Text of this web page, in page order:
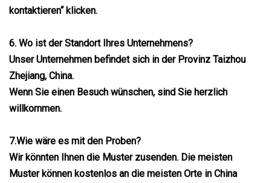
kontaktieren“ klicken.
6. Wo ist der Standort Ihres Unternehmens?
Unser Unternehmen befindet sich in der Provinz Taizhou
Zhejiang, China.
Wenn Sie einen Besuch wünschen, sind Sie herzlich
willkommen.
7.Wie wäre es mit den Proben?
Wir könnten Ihnen die Muster zusenden. Die meisten
Muster können kostenlos an die meisten Orte in China